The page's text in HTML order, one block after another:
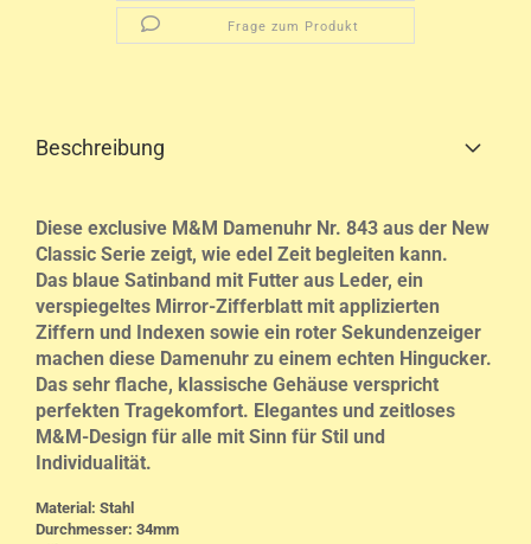
Frage zum Produkt
Beschreibung
Diese exclusive M&M Damenuhr Nr. 843 aus der New
Classic Serie zeigt, wie edel Zeit begleiten kann.
Das blaue Satinband mit Futter aus Leder, ein
verspiegeltes Mirror-Zifferblatt mit applizierten
Ziffern und Indexen sowie ein roter Sekundenzeiger
machen diese Damenuhr zu einem echten Hingucker.
Das sehr flache, klassische Gehäuse verspricht
perfekten Tragekomfort. Elegantes und zeitloses
M&M-Design für alle mit Sinn für Stil und
Individualität.
Material: Stahl
Durchmesser: 34mm